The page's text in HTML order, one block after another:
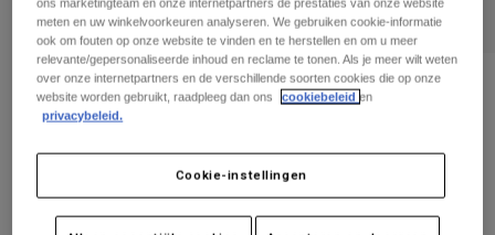
Beschermingen
Brillen
Sokken
Onderdelen
Sokken
Tassen & Accessoires
Jassen
Leggings & Broeken
Shirts
Alles bekijken
Helmen
Shirts
Pants
Boots
Beoordelingen
€ 54,99
ons marketingteam en onze internetpartners de prestaties van onze website
meten en uw winkelvoorkeuren analyseren. We gebruiken cookie-informatie
ook om fouten op onze website te vinden en te herstellen en om u meer
relevante/gepersonaliseerde inhoud en reclame te tonen. Als je meer wilt weten
over onze internetpartners en de verschillende soorten cookies die op onze
website worden gebruikt, raadpleeg dan ons
cookiebeleid en
privacybeleid.
Cookie-instellingen